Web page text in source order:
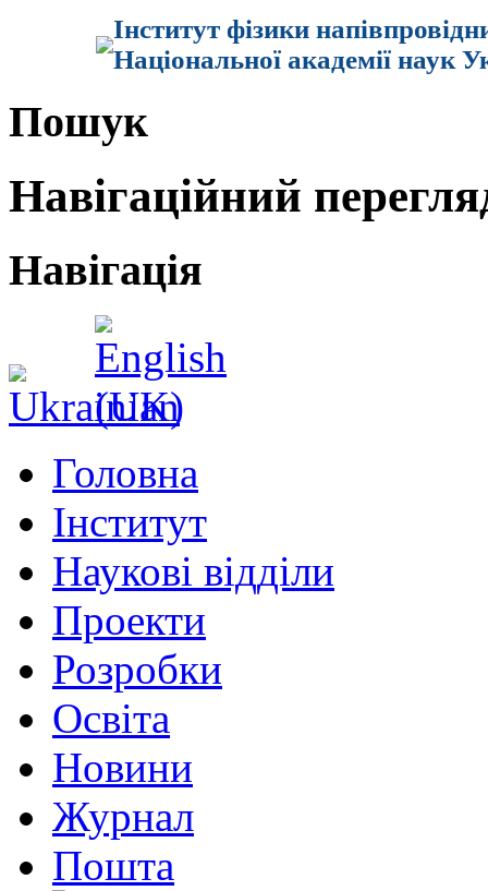
Інститут фізики
Національної академії наук
Пошук
Навігаційний
Навігація
Головна
Інститут
Наукові відділи
Проекти
Розробки
Освіта
Новини
Журнал
Пошта